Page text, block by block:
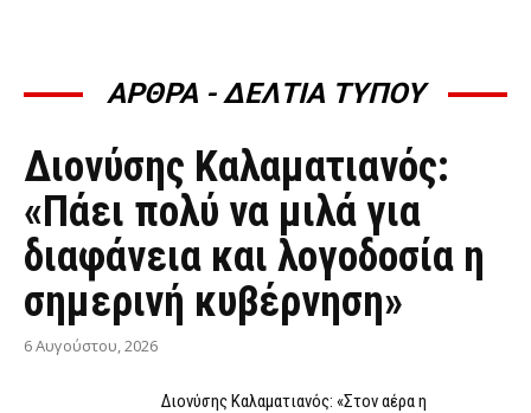
ΑΡΘΡΑ - ΔΕΛΤΙΑ ΤΥΠΟΥ
ΆΡΘΡΑ - ΔΕΛΤΊΑ ΤΎΠΟΥ
Διονύσης Καλαματιανός:
«Πάει πολύ να μιλά για
διαφάνεια και λογοδοσία η
σημερινή κυβέρνηση»
6 Αυγούστου, 2026
Διονύσης Καλαματιανός: «Στον αέρα η